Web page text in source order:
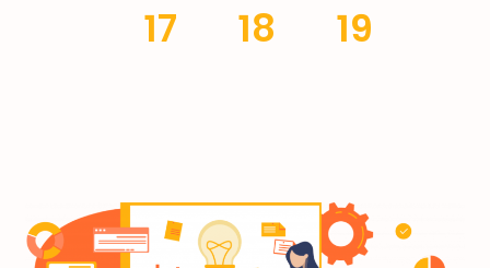
17
18 19